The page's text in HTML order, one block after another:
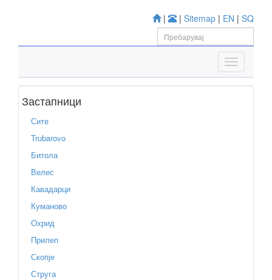
| | Sitemap | EN | SQ
Застапници
Сите
Trubarovo
Битола
Велес
Кавадарци
Куманово
Охрид
Прилеп
Скопје
Струга